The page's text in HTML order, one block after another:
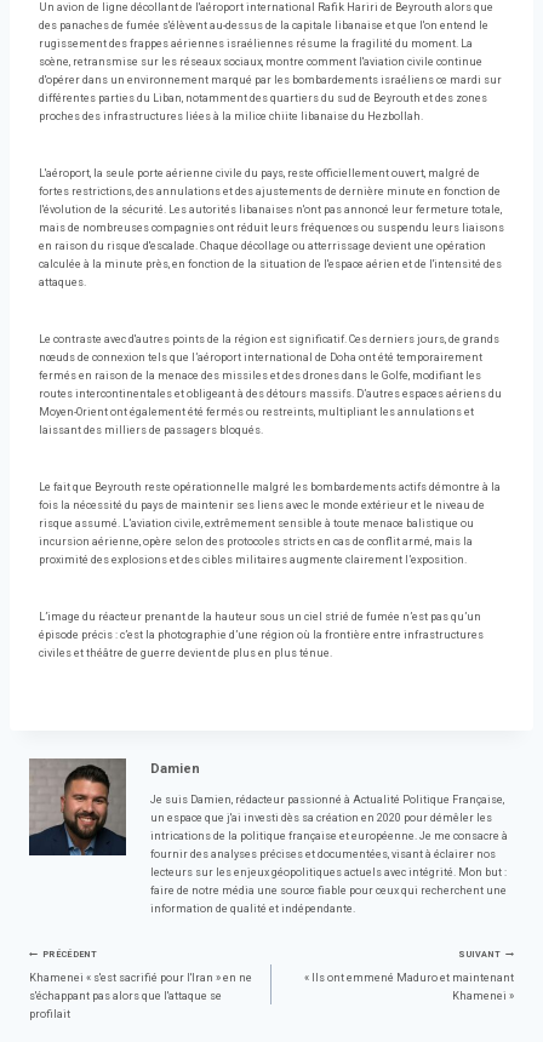
Un avion de ligne décollant de l'aéroport international Rafik Hariri de Beyrouth alors que
des panaches de fumée s'élèvent au-dessus de la capitale libanaise et que l'on entend le
rugissement des frappes aériennes israéliennes résume la fragilité du moment. La
scène, retransmise sur les réseaux sociaux, montre comment l'aviation civile continue
d'opérer dans un environnement marqué par les bombardements israéliens ce mardi sur
différentes parties du Liban, notamment des quartiers du sud de Beyrouth et des zones
proches des infrastructures liées à la milice chiite libanaise du Hezbollah.
L'aéroport, la seule porte aérienne civile du pays, reste officiellement ouvert, malgré de
fortes restrictions, des annulations et des ajustements de dernière minute en fonction de
l'évolution de la sécurité. Les autorités libanaises n'ont pas annoncé leur fermeture totale,
mais de nombreuses compagnies ont réduit leurs fréquences ou suspendu leurs liaisons
en raison du risque d'escalade. Chaque décollage ou atterrissage devient une opération
calculée à la minute près, en fonction de la situation de l'espace aérien et de l'intensité des
attaques.
Le contraste avec d'autres points de la région est significatif. Ces derniers jours, de grands
nœuds de connexion tels que l’aéroport international de Doha ont été temporairement
fermés en raison de la menace des missiles et des drones dans le Golfe, modifiant les
routes intercontinentales et obligeant à des détours massifs. D’autres espaces aériens du
Moyen-Orient ont également été fermés ou restreints, multipliant les annulations et
laissant des milliers de passagers bloqués.
Le fait que Beyrouth reste opérationnelle malgré les bombardements actifs démontre à la
fois la nécessité du pays de maintenir ses liens avec le monde extérieur et le niveau de
risque assumé. L’aviation civile, extrêmement sensible à toute menace balistique ou
incursion aérienne, opère selon des protocoles stricts en cas de conflit armé, mais la
proximité des explosions et des cibles militaires augmente clairement l’exposition.
L’image du réacteur prenant de la hauteur sous un ciel strié de fumée n’est pas qu’un
épisode précis : c’est la photographie d’une région où la frontière entre infrastructures
civiles et théâtre de guerre devient de plus en plus ténue.
Damien
Je suis Damien, rédacteur passionné à Actualité Politique Française,
un espace que j'ai investi dès sa création en 2020 pour démêler les
intrications de la politique française et européenne. Je me consacre à
fournir des analyses précises et documentées, visant à éclairer nos
lecteurs sur les enjeux géopolitiques actuels avec intégrité. Mon but :
faire de notre média une source fiable pour ceux qui recherchent une
information de qualité et indépendante.
Navigation
de
PRÉCÉDENT
Khamenei « s'est sacrifié pour l'Iran » en ne
s'échappant pas alors que l'attaque se
profilait
SUIVANT
« Ils ont emmené Maduro et maintenant
Khamenei »